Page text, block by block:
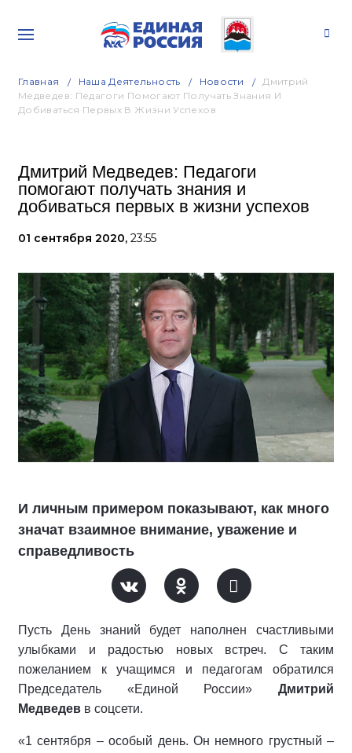
Главная Наша Деятельность Новости
Дмитрий
Медведев: Педагоги Помогают Получать Знания И
Добиваться Первых В Жизни Успехов
Дмитрий Медведев: Педагоги
помогают получать знания и
добиваться первых в жизни успехов
01 сентября 2020, 23:55
И личным примером показывают, как много
значат взаимное внимание, уважение и
справедливость
Пусть День знаний будет наполнен счастливыми
улыбками и радостью новых встреч. С таким
пожеланием к учащимся и педагогам обратился
Председатель «Единой России» Дмитрий
Медведев в соцсети.
«1 сентября – особый день. Он немного грустный –